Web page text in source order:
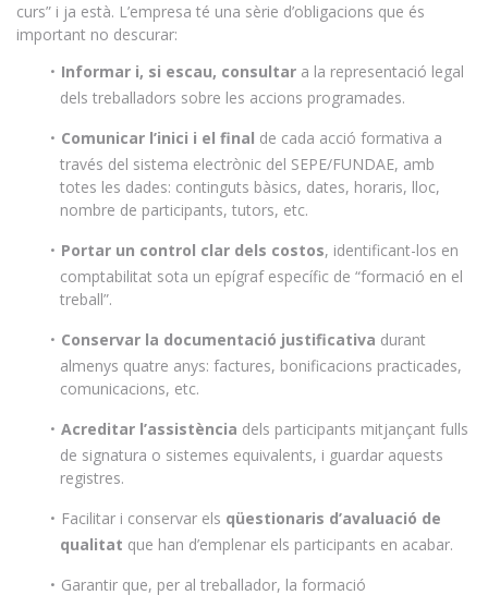
curs” i ja està. L’empresa té una sèrie d’obligacions que és
important no descurar:
Informar i, si escau, consultar a la representació legal
dels treballadors sobre les accions programades.
Comunicar l’inici i el final de cada acció formativa a
través del sistema electrònic del SEPE/FUNDAE, amb
totes les dades: continguts bàsics, dates, horaris, lloc,
nombre de participants, tutors, etc.
Portar un control clar dels costos, identificant-los en
comptabilitat sota un epígraf específic de “formació en el
treball”.
Conservar la documentació justificativa durant
almenys quatre anys: factures, bonificacions practicades,
comunicacions, etc.
Acreditar l’assistència dels participants mitjançant fulls
de signatura o sistemes equivalents, i guardar aquests
registres.
Facilitar i conservar els qüestionaris d’avaluació de
qualitat que han d’emplenar els participants en acabar.
Garantir que, per al treballador, la formació